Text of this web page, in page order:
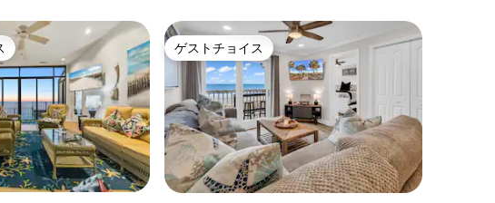
ョイスです。 ゲストチョイス
ゲストチョイス